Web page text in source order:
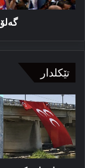
تێکلدار